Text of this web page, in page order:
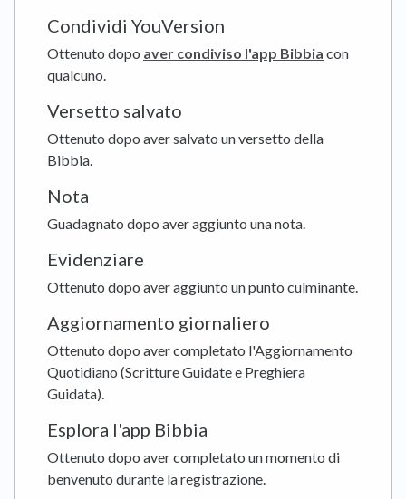
Condividi YouVersion
Ottenuto dopo aver condiviso l'app Bibbia con
qualcuno.
Versetto salvato
Ottenuto dopo aver salvato un versetto della
Bibbia.
Nota
Guadagnato dopo aver aggiunto una nota.
Evidenziare
Ottenuto dopo aver aggiunto un punto culminante.
Aggiornamento giornaliero
Ottenuto dopo aver completato l'Aggiornamento
Quotidiano (Scritture Guidate e Preghiera
Guidata).
Esplora l'app Bibbia
Ottenuto dopo aver completato un momento di
benvenuto durante la registrazione.